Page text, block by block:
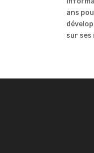
ans
sur ses